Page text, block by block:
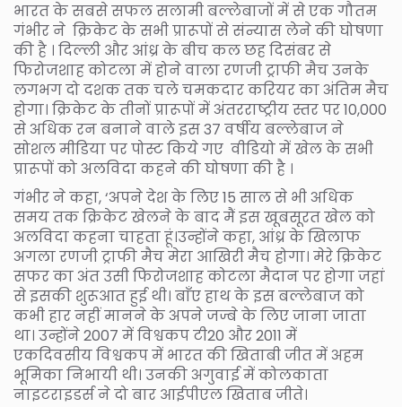
भारत के सबसे सफल सलामी बल्लेबाजों में से एक गौतम
गंभीर ने क्रिकेट के सभी प्रारूपों से संन्यास लेने की घोषणा
की है । दिल्ली और आंध्र के बीच कल छह दिसंबर से
फिरोजशाह कोटला में होने वाला रणजी ट्राफी मैच उनके
लगभग दो दशक तक चले चमकदार करियर का अंतिम मैच
होगा। क्रिकेट के तीनों प्रारूपों में अंतरराष्ट्रीय स्तर पर 10,000
से अधिक रन बनाने वाले इस 37 वर्षीय बल्लेबाज ने
सोशल मीडिया पर पोस्ट किये गए वीडियो में खेल के सभी
प्रारूपों को अलविदा कहने की घोषणा की है ।
गंभीर ने कहा, ‘अपने देश के लिए 15 साल से भी अधिक
समय तक क्रिकेट खेलने के बाद मैं इस खूबसूरत खेल को
अलविदा कहना चाहता हूं।उन्होंने कहा, आंध्र के खिलाफ
अगला रणजी ट्राफी मैच मेरा आखिरी मैच होगा। मेरे क्रिकेट
सफर का अंत उसी फिरोजशाह कोटला मैदान पर होगा जहां
से इसकी शुरूआत हुई थी। बाँए हाथ के इस बल्लेबाज को
कभी हार नहीं मानने के अपने जज्बे के लिए जाना जाता
था। उन्होंने 2007 में विश्वकप टी20 और 2011 में
एकदिवसीय विश्वकप में भारत की खिताबी जीत में अहम
भूमिका निभायी थी। उनकी अगुवाई में कोलकाता
नाइटराइडर्स ने दो बार आईपीएल खिताब जीते।